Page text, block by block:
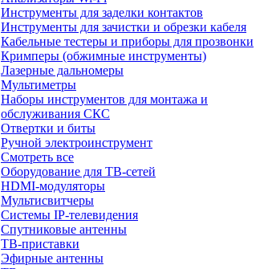
Инструменты для заделки контактов
Инструменты для зачистки и обрезки кабеля
Кабельные тестеры и приборы для прозвонки
Кримперы (обжимные инструменты)
Лазерные дальномеры
Мультиметры
Наборы инструментов для монтажа и
обслуживания СКС
Отвертки и биты
Ручной электроинструмент
Смотреть все
Оборудование для ТВ-сетей
HDMI-модуляторы
Мультисвитчеры
Системы IP-телевидения
Спутниковые антенны
ТВ-приставки
Эфирные антенны